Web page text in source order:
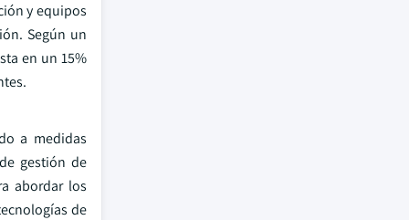
y equipos
Según un
en un 15%
a medidas
gestión de
abordar los
de